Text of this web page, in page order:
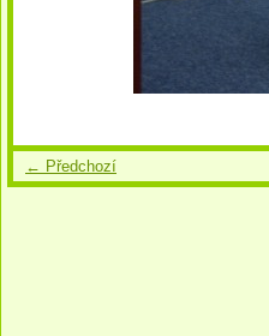
← Předchozí